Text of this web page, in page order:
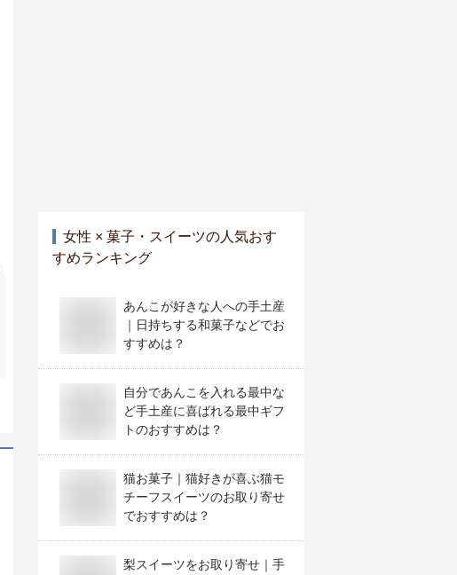
女性 × 菓子・スイーツの人気おす
すめランキング
あんこが好きな人への手土産
｜日持ちする和菓子などでお
すすめは？
自分であんこを入れる最中な
ど手土産に喜ばれる最中ギフ
トのおすすめは？
猫お菓子｜猫好きが喜ぶ猫モ
チーフスイーツのお取り寄せ
でおすすめは？
梨スイーツをお取り寄せ｜手